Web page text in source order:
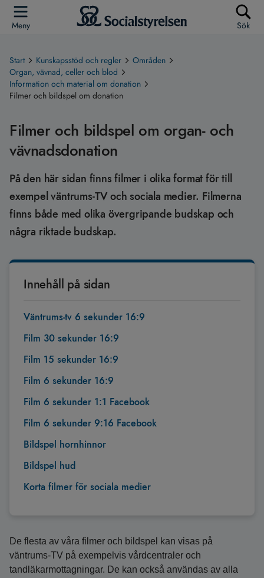
Meny Sök
Start Kunskapsstöd och regler
Områden
Organ, vävnad, celler och blod
Information och material om donation
Filmer och bildspel om donation
Filmer och bildspel om organ- och
vävnadsdonation
På den här sidan finns filmer i olika format för till
exempel väntrums-TV och sociala medier. Filmerna
finns både med olika övergripande budskap och
några riktade budskap.
Innehåll på sidan
Väntrums-tv 6 sekunder 16:9
Film 30 sekunder 16:9
Film 15 sekunder 16:9
Film 6 sekunder 16:9
Film 6 sekunder 1:1 Facebook
Film 6 sekunder 9:16 Facebook
Bildspel hornhinnor
Bildspel hud
Korta filmer för sociala medier
De flesta av våra filmer och bildspel kan visas på
väntrums-TV på exempelvis vårdcentraler och
tandläkarmottagningar. De kan också användas av alla